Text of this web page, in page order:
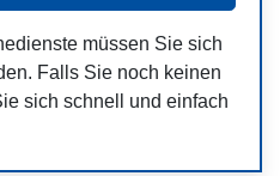
müssen Sie sich
Falls Sie noch keinen
sich schnell und einfach